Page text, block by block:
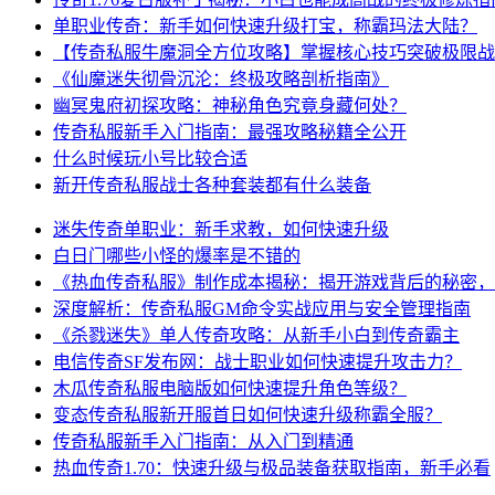
单职业传奇：新手如何快速升级打宝，称霸玛法大陆？
【传奇私服牛魔洞全方位攻略】掌握核心技巧突破极限
《仙魔迷失彻骨沉沦：终极攻略剖析指南》
幽冥鬼府初探攻略：神秘角色究竟身藏何处？
传奇私服新手入门指南：最强攻略秘籍全公开
什么时候玩小号比较合适
新开传奇私服战士各种套装都有什么装备
迷失传奇单职业：新手求教，如何快速升级
白日门哪些小怪的爆率是不错的
《热血传奇私服》制作成本揭秘：揭开游戏背后的秘密
深度解析：传奇私服GM命令实战应用与安全管理指南
《杀戮迷失》单人传奇攻略：从新手小白到传奇霸主
电信传奇SF发布网：战士职业如何快速提升攻击力？
木瓜传奇私服电脑版如何快速提升角色等级？
变态传奇私服新开服首日如何快速升级称霸全服？
传奇私服新手入门指南：从入门到精通
热血传奇1.70：快速升级与极品装备获取指南，新手必看